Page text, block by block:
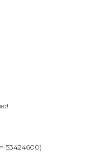
53424600)